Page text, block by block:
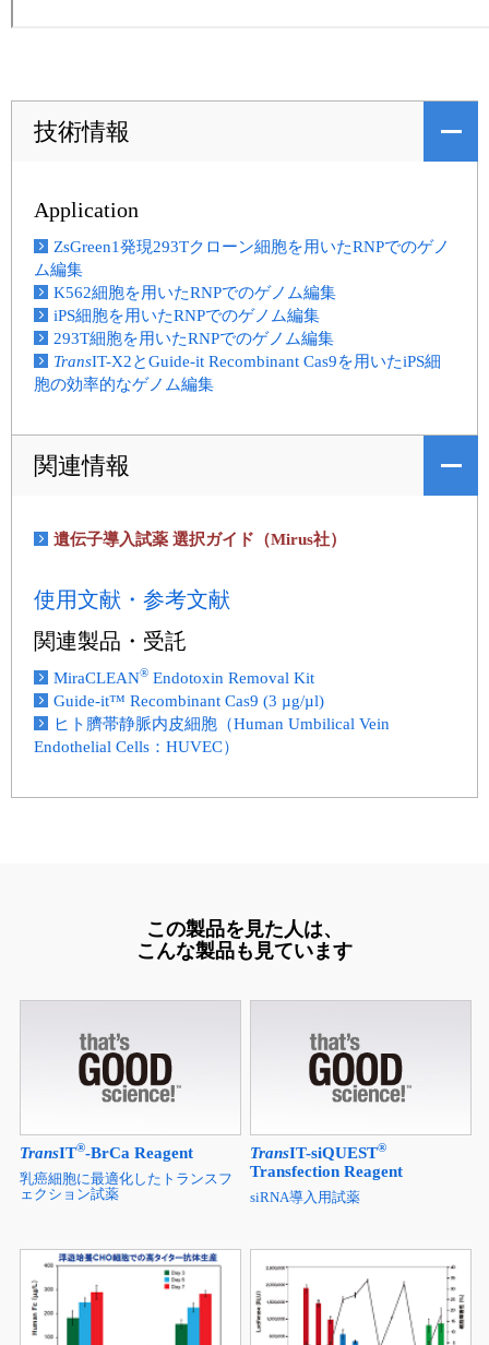
技術情報
Application
ZsGreen1発現293Tクローン細胞を用いたRNPでのゲノ
ム編集
K562細胞を用いたRNPでのゲノム編集
iPS細胞を用いたRNPでのゲノム編集
293T細胞を用いたRNPでのゲノム編集
TransIT-X2とGuide-it Recombinant Cas9を用いたiPS細
胞の効率的なゲノム編集
関連情報
遺伝子導入試薬 選択ガイド（Mirus社）
使用文献・参考文献
関連製品・受託
MiraCLEAN® Endotoxin Removal Kit
Guide-it™ Recombinant Cas9 (3 µg/µl)
ヒト臍帯静脈内皮細胞（Human Umbilical Vein
Endothelial Cells：HUVEC）
この製品を見た人は、
こんな製品も見ています
TransIT®-BrCa Reagent
乳癌細胞に最適化したトランスフ
ェクション試薬
TransIT-siQUEST®
Transfection Reagent
siRNA導入用試薬